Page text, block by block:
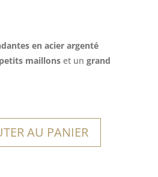
en acier argenté
petits maillonset un grand
AU PANIER